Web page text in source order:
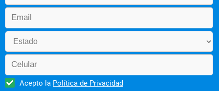
Acepto la Política de Privacidad